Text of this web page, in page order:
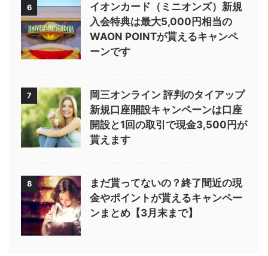
6
イオンカード（ミニオンズ）新規
入会特典は最大5,000円相当の
WAON POINTが貰えるキャンペ
ーンです
7
岡三オンライン 評判のタイアップ
新規口座開設キャンペーンは口座
開設と1回の取引で現金3,500円が
貰えます
8
まだ貰ってないの？終了間近の現
金やポイントが貰えるキャンペー
ンまとめ【3月末まで】